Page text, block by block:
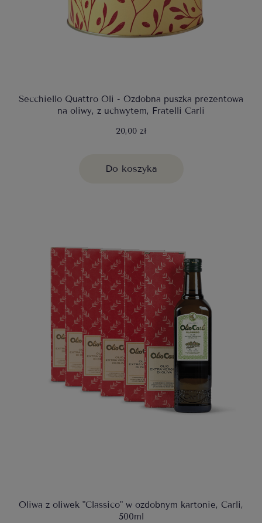
Secchiello Quattro Oli - Ozdobna puszka prezentowa
na oliwy, z uchwytem, Fratelli Carli
20,00 zł
Do koszyka
Oliwa z oliwek "Classico" w ozdobnym kartonie, Carli,
500ml